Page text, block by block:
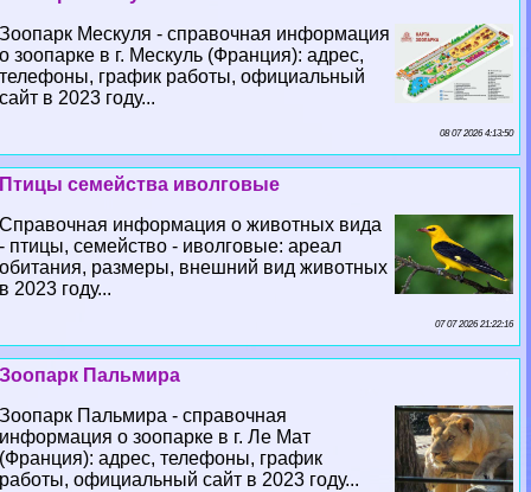
Зоопарк Мескуля - справочная информация
о зоопарке в г. Мескуль (Франция): адрес,
телефоны, график работы, официальный
сайт в 2023 году...
08 07 2026 4:13:50
Птицы семейства иволговые
Справочная информация о животных вида
- птицы, семейство - иволговые: ареал
обитания, размеры, внешний вид животных
в 2023 году...
07 07 2026 21:22:16
Зоопарк Пальмира
Зоопарк Пальмира - справочная
информация о зоопарке в г. Ле Мат
(Франция): адрес, телефоны, график
работы, официальный сайт в 2023 году...